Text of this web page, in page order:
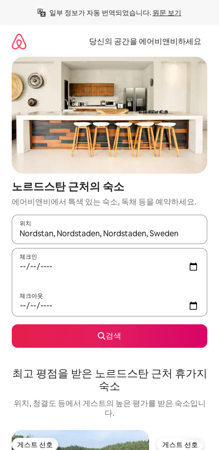
일부 정보가 자동 번역되었습니다. 원문 보기
당신의 공간을 에어비앤비하세요
노르드스탄 근처의 숙소
에어비앤비에서 특색 있는 숙소, 독채 등을 예약하세요.
위치
결과가 나오면 위·아래 화살표 키를 사용하거나 터치 또는 스와이
체크인
체크아웃
검색
최고 평점을 받은 노르드스탄 근처 휴가지
숙소
위치, 청결도 등에서 게스트의 높은 평가를 받은 숙소입니
다.
게스트 선호 게스트 선호